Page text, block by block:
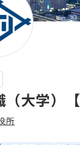
（大学）
所